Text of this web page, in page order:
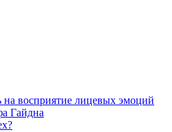
восприятие лицевых эмоций
Гайдна